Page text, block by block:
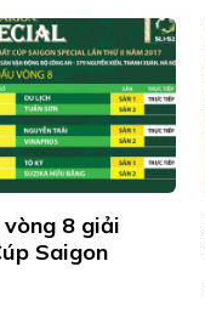
8 giải
Saigon